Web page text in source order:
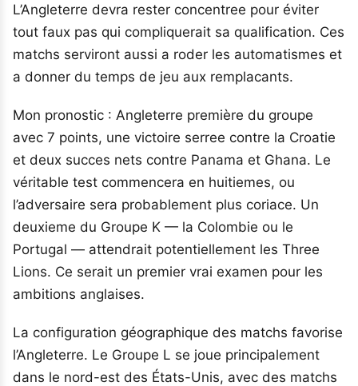
L’Angleterre devra rester concentree pour éviter
tout faux pas qui compliquerait sa qualification. Ces
matchs serviront aussi a roder les automatismes et
a donner du temps de jeu aux remplacants.
Mon pronostic : Angleterre première du groupe
avec 7 points, une victoire serree contre la Croatie
et deux succes nets contre Panama et Ghana. Le
véritable test commencera en huitiemes, ou
l’adversaire sera probablement plus coriace. Un
deuxieme du Groupe K — la Colombie ou le
Portugal — attendrait potentiellement les Three
Lions. Ce serait un premier vrai examen pour les
ambitions anglaises.
La configuration géographique des matchs favorise
l’Angleterre. Le Groupe L se joue principalement
dans le nord-est des États-Unis, avec des matchs